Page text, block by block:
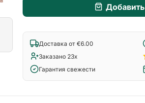
Доставка от €6.00
Заказано 23x
Гарантия свежести